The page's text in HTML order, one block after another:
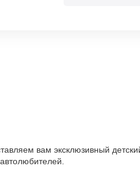
вам эксклюзивный